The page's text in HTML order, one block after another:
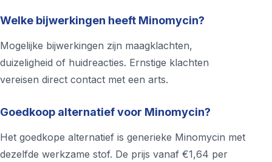
Welke bijwerkingen heeft Minomycin?
Mogelijke bijwerkingen zijn maagklachten,
duizeligheid of huidreacties. Ernstige klachten
vereisen direct contact met een arts.
Goedkoop alternatief voor Minomycin?
Het goedkope alternatief is generieke Minomycin met
dezelfde werkzame stof. De prijs vanaf €1,64 per